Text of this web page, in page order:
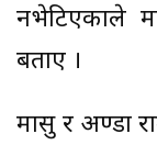
नभेटिएकाले
बताए ।
मासु र अण्डा